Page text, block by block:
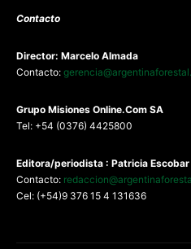
Contacto
Director: Marcelo Almada
Contacto:
Grupo Misiones Online.Com SA
Tel: +54 (0376) 4425800
Editora/periodista : Patricia Escobar
Contacto:
Cel: (+54)9 376 15 4 131636